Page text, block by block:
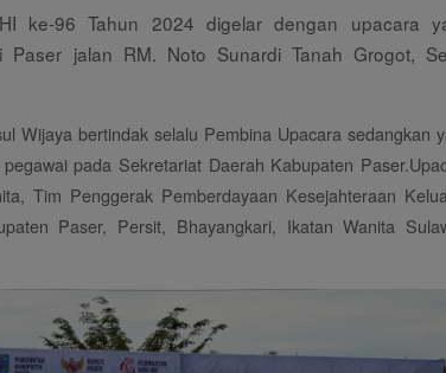
ke-96 Tahun 2024 digelar dengan upacara
jalan RM. Noto Sunardi Tanah Grogot,
Wijaya bertindak selalu Pembina Upacara sedangkan
pada Sekretariat Daerah Kabupaten
Tim Penggerak Pemberdayaan Kesejahteraan
Paser, Persit, Bhayangkari, Ikatan Wanita